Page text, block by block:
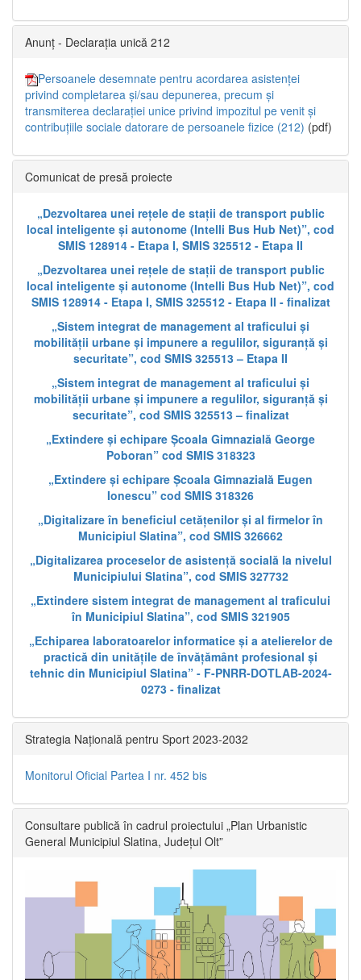
Anunț - Declarația unică 212
Persoanele desemnate pentru acordarea asistenței
privind completarea și/sau depunerea, precum și
transmiterea declarației unice privind impozitul pe venit și
contribuțiile sociale datorare de persoanele fizice (212) (pdf)
Comunicat de presă proiecte
„Dezvoltarea unei rețele de stații de transport public
local inteligente și autonome (Intelli Bus Hub Net)”, cod
SMIS 128914 - Etapa I, SMIS 325512 - Etapa II
„Dezvoltarea unei rețele de stații de transport public
local inteligente și autonome (Intelli Bus Hub Net)”, cod
SMIS 128914 - Etapa I, SMIS 325512 - Etapa II - finalizat
„Sistem integrat de management al traficului și
mobilității urbane și impunere a regulilor, siguranță și
securitate”, cod SMIS 325513 – Etapa II
„Sistem integrat de management al traficului și
mobilității urbane și impunere a regulilor, siguranță și
securitate”, cod SMIS 325513 – finalizat
„Extindere și echipare Școala Gimnazială George
Poboran” cod SMIS 318323
„Extindere și echipare Școala Gimnazială Eugen
Ionescu” cod SMIS 318326
„Digitalizare în beneficiul cetățenilor și al firmelor în
Municipiul Slatina”, cod SMIS 326662
„Digitalizarea proceselor de asistență socială la nivelul
Municipiului Slatina”, cod SMIS 327732
„Extindere sistem integrat de management al traficului
în Municipiul Slatina”, cod SMIS 321905
„Echiparea laboratoarelor informatice și a atelierelor de
practică din unitățile de învățământ profesional și
tehnic din Municipiul Slatina” - F-PNRR-DOTLAB-2024-
0273 - finalizat
Strategia Națională pentru Sport 2023-2032
Monitorul Oficial Partea I nr. 452 bis
Consultare publică în cadrul proiectului „Plan Urbanistic
General Municipiul Slatina, Județul Olt”